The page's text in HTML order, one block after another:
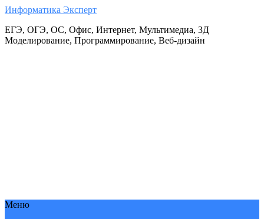
Информатика Эксперт
ЕГЭ, ОГЭ, ОС, Офис, Интернет, Мультимедиа, 3Д
Моделирование, Программирование, Веб-дизайн
Меню